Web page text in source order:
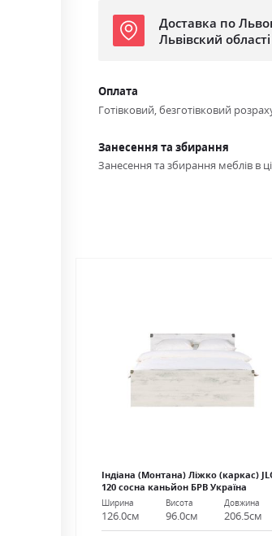
Доставка по
Львівский області
Оплата
Готівковий, безготівковий
Занесення та збирання
Занесення та збирання меблів в
Індіана (Монтана) Ліжко (каркас)
120 сосна каньйон БРВ Україна
Ширина
126.0см
Висота
96.0см
Довжина
206.5см